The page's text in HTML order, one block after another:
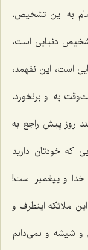
به این تشخیص،
دنیایی است،
است، این نفهمد،
به او برنخورد،
روز پیش راجع به
كه خودتان دارید
خدا و پیغمبر است!
ملائكه اینطرف و
شیشه و نمی‌دانم